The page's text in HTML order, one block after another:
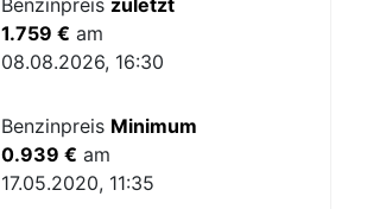
Benzinpreis zuletzt
1.759 € am
08.08.2026, 16:30
Benzinpreis Minimum
0.939 € am
17.05.2020, 11:35